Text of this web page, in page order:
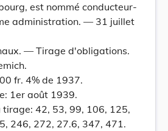
est nommé conducteur-
administration. — 31 juillet
— Tirage d'obligations.
fr. 4% de 1937.
1er août 1939.
tirage: 42, 53, 99, 106, 125,
246, 272, 27.6, 347, 471.